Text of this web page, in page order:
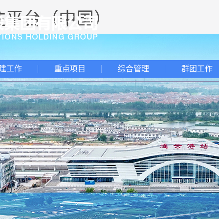
台（中国）
工作 重点项目 综合管理 群团工作